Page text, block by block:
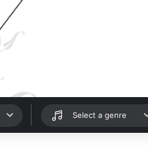
Select a genre